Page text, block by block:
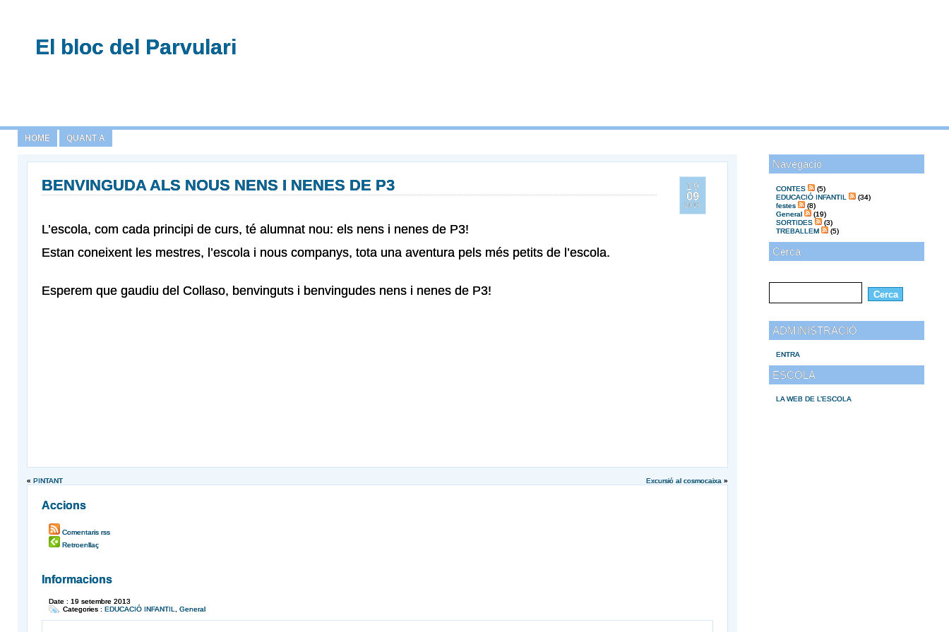
El bloc del Parvulari
HOME QUANT A
Navegació
CONTES
(5)
EDUCACIÓ INFANTIL
(34)
festes
(8)
General
(19)
SORTIDES
(3)
TREBALLEM
(5)
Cerca
ADMINISTRACIÓ
ENTRA
ESCOLA
LA WEB DE L’ESCOLA
19
09
2013
BENVINGUDA ALS NOUS NENS I NENES DE P3
L’escola, com cada principi de curs, té alumnat nou: els nens i nenes de P3!
Estan coneixent les mestres, l’escola i nous companys, tota una aventura pels més petits de l’escola.
Esperem que gaudiu del Collaso, benvinguts i benvingudes nens i nenes de P3!
« PINTANT Excursió al cosmocaixa »
Accions
Comentaris rss
Retroenllaç
Informacions
Date : 19 setembre 2013
Categories : EDUCACIÓ INFANTIL General